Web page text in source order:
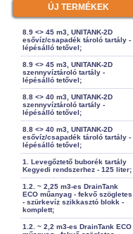
ÚJ TERMÉKEK
8.9 <> 45 m3, UNITANK-2D
esővíz/csapadék tároló tartály -
lépésálló tetővel;
8.9 <> 45 m3, UNITANK-2D
szennyvíztároló tartály -
lépésálló tetővel;
8.8 <> 40 m3, UNITANK-2D
szennyvíztároló tartály -
lépésálló tetővel;
8.8 <> 40 m3, UNITANK-2D
esővíz/csapadék tároló tartály -
lépésálló tetővel;
1. Levegőztető buborék tartály
Kegyedi rendszerhez - 125 liter;
1.2. ~ 2,25 m3-es DrainTank
ECO műanyag - fekvő szögletes
- szürkevíz szikkasztó blokk -
komplett;
1.2. ~ 2,2 m3-es DrainTank ECO